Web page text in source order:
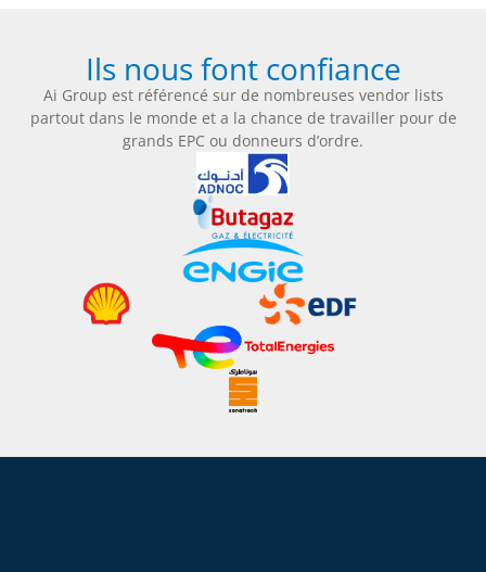
Ils nous font confiance
Ai Group est référencé sur de nombreuses vendor lists
partout dans le monde et a la chance de travailler pour de
grands EPC ou donneurs d’ordre.